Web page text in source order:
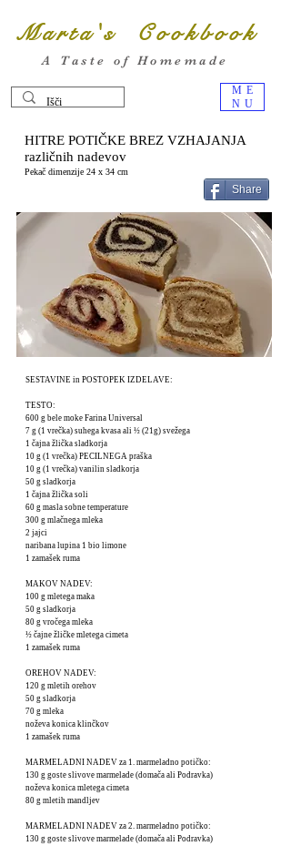
ME
NU
Marta's Cookbook
A Taste of Homemade
HITRE POTIČKE BREZ VZHAJANJA
različnih nadevov
Pekač dimenzije 24 x 34 cm
Share
SESTAVINE in POSTOPEK IZDELAVE:
TESTO:
600 g bele moke Farina Universal
7 g (1 vrečka) suhega kvasa ali ½ (21g) svežega
1 čajna žlička sladkorja
10 g (1 vrečka) PECILNEGA praška
10 g (1 vrečka) vanilin sladkorja
50 g sladkorja
1 čajna žlička soli
60 g masla sobne temperature
300 g mlačnega mleka
2 jajci
naribana lupina 1 bio limone
1 zamašek ruma
MAKOV NADEV:
100 g mletega maka
50 g sladkorja
80 g vročega mleka
½ čajne žličke mletega cimeta
1 zamašek ruma
OREHOV NADEV:
120 g mletih orehov
50 g sladkorja
70 g mleka
noževa konica klinčkov
1 zamašek ruma
MARMELADNI NADEV za 1. marmeladno potičko:
130 g goste slivove marmelade (domača ali Podravka)
noževa konica mletega cimeta
80 g mletih mandljev
MARMELADNI NADEV za 2. marmeladno potičko:
130 g goste slivove marmelade (domača ali Podravka)